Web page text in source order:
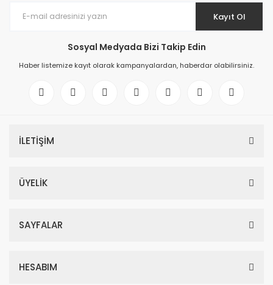
Kayıt Ol
Sosyal Medyada Bizi Takip Edin
Haber listemize kayıt olarak kampanyalardan, haberdar olabilirsiniz.
İLETİŞİM
ÜYELİK
SAYFALAR
HESABIM